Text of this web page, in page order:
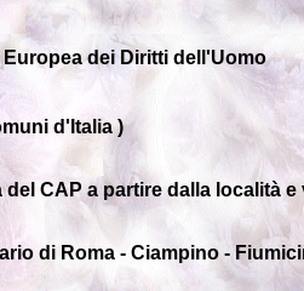
dei Diritti dell'Uomo
d'Italia )
CAP a partire dalla località e
di Roma - Ciampino -